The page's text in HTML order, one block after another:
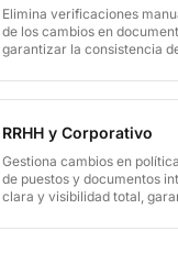
Elimina verificaciones
de los cambios en
garantizar la consistencia
en todas las versiones de
RRHH y Corporativo
Gestiona cambios en
de puestos y documentos
clara y visibilidad total,
corporativas.